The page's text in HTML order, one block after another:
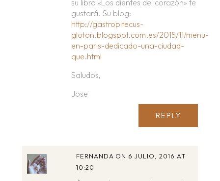
su libro «Los dientes del corazón» te
gustará. Su blog:
http://gastropitecus-
gloton.blogspot.com.es/2015/11/menu-
en-paris-dedicado-una-ciudad-
que.html
Saludos,
Jose
REPLY
FERNANDA ON 6 JULIO, 2016 AT
10:20